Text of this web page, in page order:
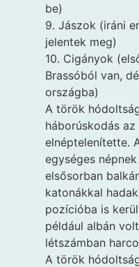
be)
9. Jászok (iráni
jelentek meg)
10. Cigányok
Brassóból van,
országba)
A török
háborúskodás
elnéptelenítette.
egységes
elsősorban
katonákkal
pozícióba is
például albán
létszámban
A török